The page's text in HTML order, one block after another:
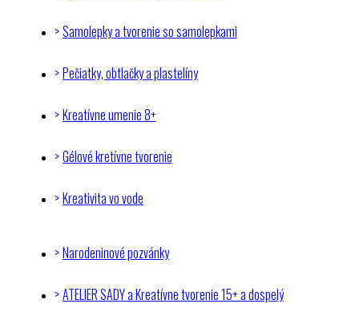
Samolepky a tvorenie so samolepkami
Pečiatky, obtlačky a plastelíny
Kreatívne umenie 8+
Gélové kretívne tvorenie
Kreativita vo vode
Narodeninové pozvánky
ATELIER SADY a Kreatívne tvorenie 15+ a dospelý